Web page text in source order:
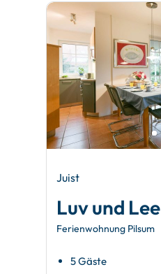
Juist
Luv und Lee
Ferienwohnung Pilsum
5 Gäste